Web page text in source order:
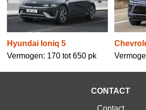
Hyundai Ioniq 5
Vermogen: 170 tot 650 pk
CONTACT
Contact